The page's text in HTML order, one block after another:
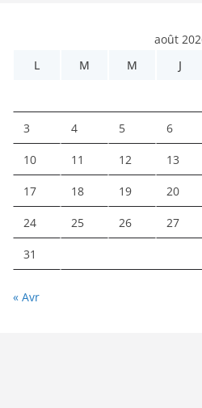
août
L
M M J
3 4 5 6
10 11 12 13
17 18 19 20
24 25 26 27
31
« Avr